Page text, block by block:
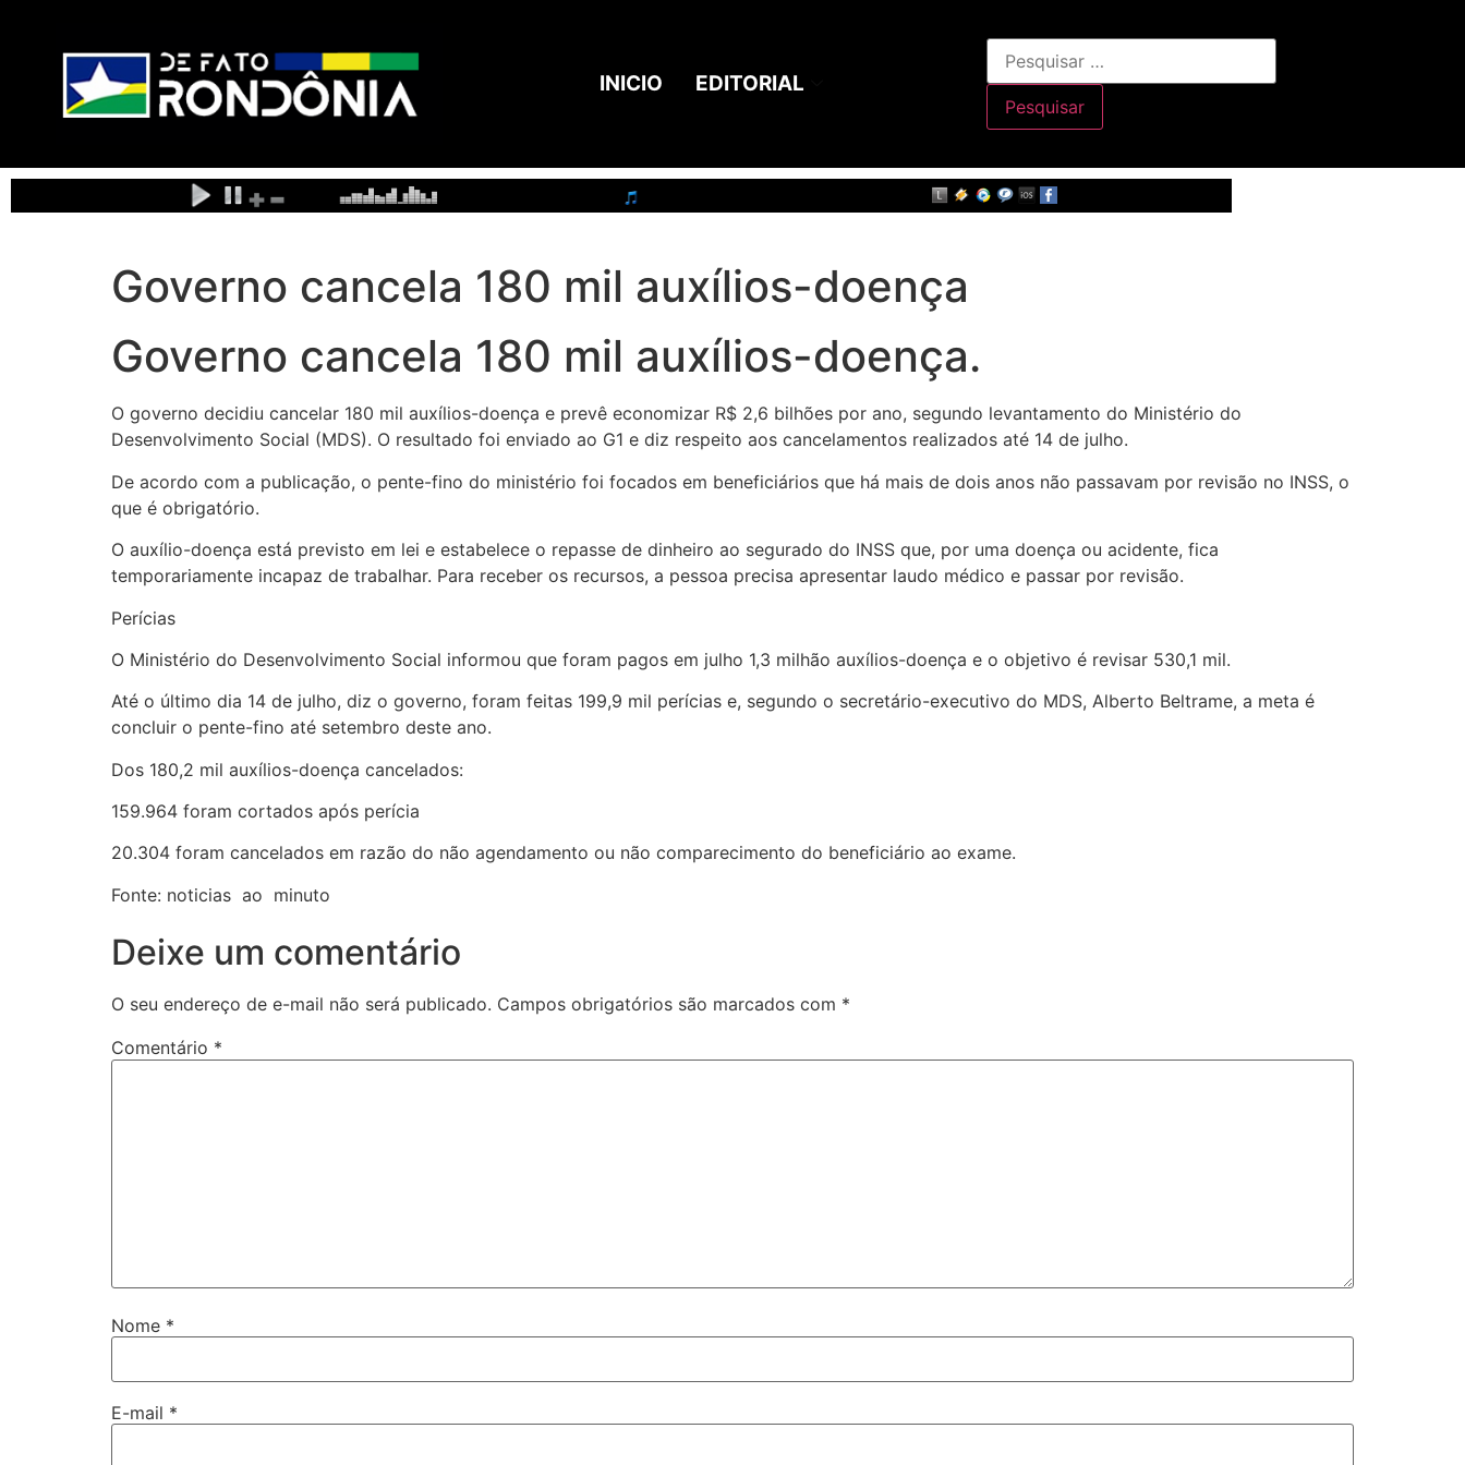
INICIO EDITORIAL
Governo cancela 180 mil auxílios-doença
Governo cancela 180 mil auxílios-doença.
O governo decidiu cancelar 180 mil auxílios-doença e prevê economizar R$ 2,6 bilhões por ano, segundo levantamento do Ministério do
Desenvolvimento Social (MDS). O resultado foi enviado ao G1 e diz respeito aos cancelamentos realizados até 14 de julho.
De acordo com a publicação, o pente-fino do ministério foi focados em beneficiários que há mais de dois anos não passavam por revisão no INSS, o
que é obrigatório.
O auxílio-doença está previsto em lei e estabelece o repasse de dinheiro ao segurado do INSS que, por uma doença ou acidente, fica
temporariamente incapaz de trabalhar. Para receber os recursos, a pessoa precisa apresentar laudo médico e passar por revisão.
Perícias
O Ministério do Desenvolvimento Social informou que foram pagos em julho 1,3 milhão auxílios-doença e o objetivo é revisar 530,1 mil.
Até o último dia 14 de julho, diz o governo, foram feitas 199,9 mil perícias e, segundo o secretário-executivo do MDS, Alberto Beltrame, a meta é
concluir o pente-fino até setembro deste ano.
Dos 180,2 mil auxílios-doença cancelados:
159.964 foram cortados após perícia
20.304 foram cancelados em razão do não agendamento ou não comparecimento do beneficiário ao exame.
Fonte: noticias ao minuto
Deixe um comentário
O seu endereço de e-mail não será publicado. Campos obrigatórios são marcados com *
Comentário *
Nome *
E-mail *